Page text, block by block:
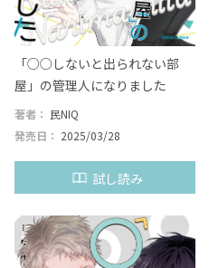
「○○しないと出られない部
屋」の管理人になりました
著者： 民NIQ
発売日： 2025/03/28
試し読み